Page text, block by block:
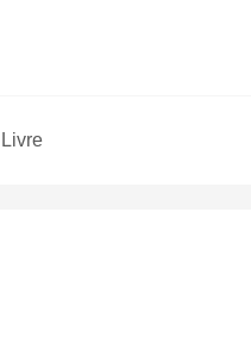
Livre